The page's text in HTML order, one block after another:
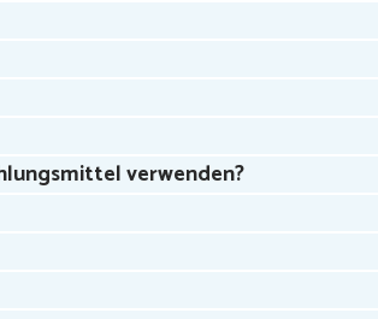
verwenden?